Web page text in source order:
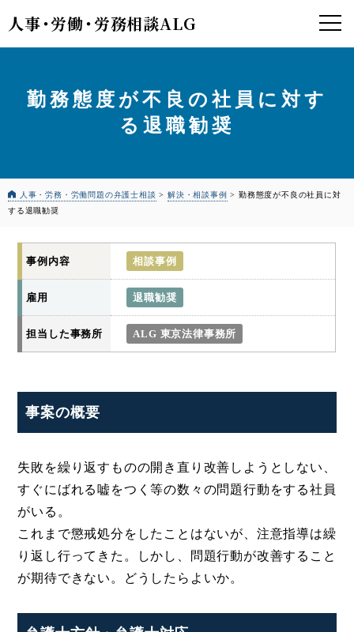
人事・労働・労務相談ALG
勤務態度が不良の社員に対す
る退職勧奨
人事・労務・労働問題の弁護士相談 >解決・相談事例 >勤務態度が不良の社員に対
する退職勧奨
事例内容 相談事例
雇用 退職勧奨
担当した事務所 ALG 東京法律事務所
事案の概要
失敗を繰り返すものの開き直り改善しようとしない、
すぐにばれる嘘をつく等の数々の問題行動をする社員
がいる。
これまで懲戒処分をしたことはないが、注意指導は繰
り返し行ってきた。しかし、問題行動が改善すること
が期待できない。どうしたらよいか。